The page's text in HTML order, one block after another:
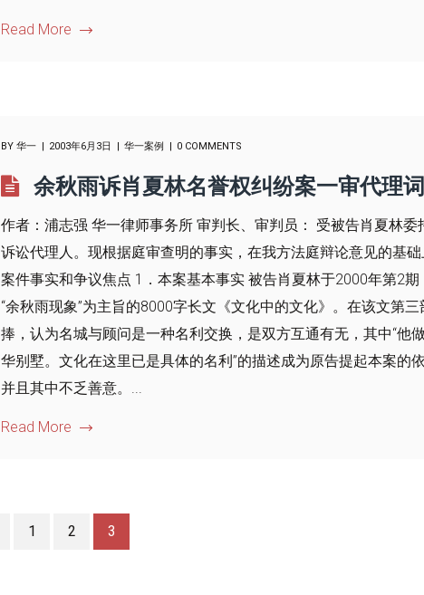
Read More
BY 华一 2003年6月3日 华一案例 0 COMMENTS
余秋雨诉肖夏林名誉权纠纷案一审代理词
作者：浦志强 华一律师事务所 审判长、审判员： 受被告肖夏林
诉讼代理人。现根据庭审查明的事实，在我方法庭辩论意见的基
案件事实和争议焦点 1．本案基本事实 被告肖夏林于2000年第2
“余秋雨现象”为主旨的8000字长文《文化中的文化》。在该文第
捧，认为名城与顾问是一种名利交换，是双方互通有无，其中“他
华别墅。文化在这里已是具体的名利”的描述成为原告提起本案的
并且其中不乏善意。...
Read More
1 2 3